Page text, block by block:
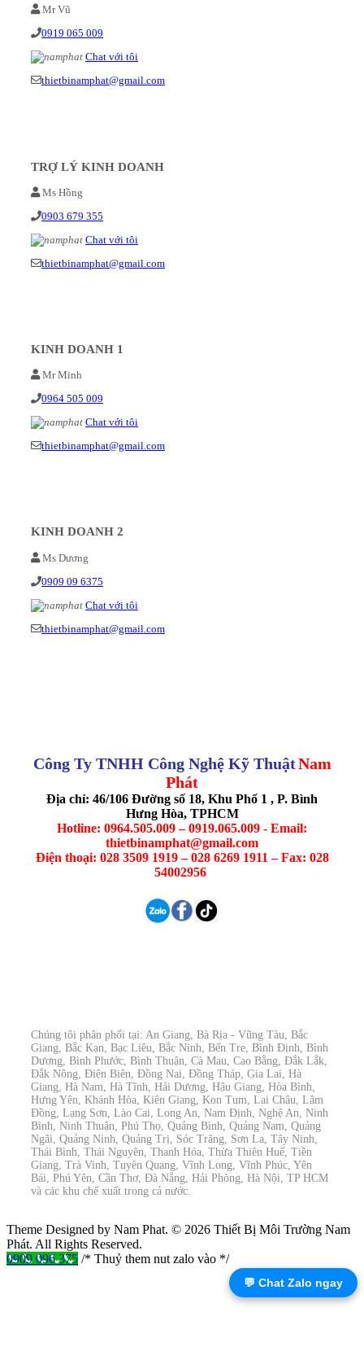
Mr Vũ
0919 065 009
Chat với tôi
thietbinamphat@gmail.com
TRỢ LÝ KINH DOANH
Ms Hồng
0903 679 355
Chat với tôi
thietbinamphat@gmail.com
KINH DOANH 1
Mr Minh
0964 505 009
Chat với tôi
thietbinamphat@gmail.com
KINH DOANH 2
Ms Dương
0909 09 6375
Chat với tôi
thietbinamphat@gmail.com
Công Ty TNHH Công Nghệ Kỹ ThuậtNam
Phát
Địa chỉ: 46/106 Đường số 18, Khu Phố 1 , P. Bình
Hưng Hòa, TPHCM
Hotline: 0964.505.009 – 0919.065.009 - Email:
thietbinamphat@gmail.com
Điện thoại: 028 3509 1919 – 028 6269 1911 – Fax: 028
54002956
Chúng tôi phân phối tại: An Giang, Bà Rịa - Vũng Tàu, Bắc
Giang, Bắc Kạn, Bạc Liêu, Bắc Ninh, Bến Tre, Bình Định, Bình
Dương, Bình Phước, Bình Thuận, Cà Mau, Cao Bằng, Đắk Lắk,
Đắk Nông, Điện Biên, Đồng Nai, Đồng Tháp, Gia Lai, Hà
Giang, Hà Nam, Hà Tĩnh, Hải Dương, Hậu Giang, Hòa Bình,
Hưng Yên, Khánh Hòa, Kiên Giang, Kon Tum, Lai Châu, Lâm
Đồng, Lạng Sơn, Lào Cai, Long An, Nam Định, Nghệ An, Ninh
Bình, Ninh Thuận, Phú Thọ, Quảng Bình, Quảng Nam, Quảng
Ngãi, Quảng Ninh, Quảng Trị, Sóc Trăng, Sơn La, Tây Ninh,
Thái Bình, Thái Nguyên, Thanh Hóa, Thừa Thiên Huế, Tiền
Giang, Trà Vinh, Tuyên Quang, Vĩnh Long, Vĩnh Phúc, Yên
Bái, Phú Yên, Cần Thơ, Đà Nẵng, Hải Phòng, Hà Nội, TP HCM
và các khu chế xuất trong cả nước.
Theme Designed by Nam Phat. © 2026 Thiết Bị Môi Trường Nam
Phát. All Rights Reserved.
0909 096 375 /* Thuỷ them nut zalo vào */
💬 Chat Zalo ngay